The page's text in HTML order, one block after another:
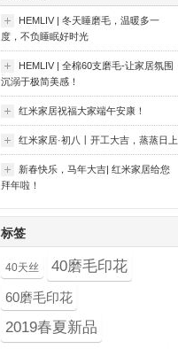
HEMLIV | 冬天睡磨毛，温暖多一
度，不负睡眠好时光
HEMLIV | 全棉60支磨毛-让家居氛围
沉溺于极简美感！
红米家居祝福大家端午安康！
红米家居·初八丨开工大吉，蒸蒸日上
新春快乐，马年大吉| 红米家居给您
拜年啦！
标签
40天丝 40磨毛印花
60磨毛印花
2019春夏新品